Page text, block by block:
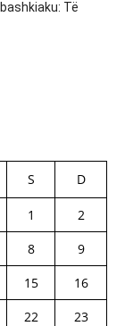
Të
S D
1
2
8
9
15
16
22
23